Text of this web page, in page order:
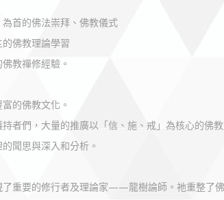
首的佛法崇拜、佛教儀式
佛教理論學習
教禪修經驗。
的佛教文化。
者們，大量的推廣以「信、施、戒」為核心的佛
聞思與深入和分析。
重要的修行者及理論家——龍樹論師。祂重整了